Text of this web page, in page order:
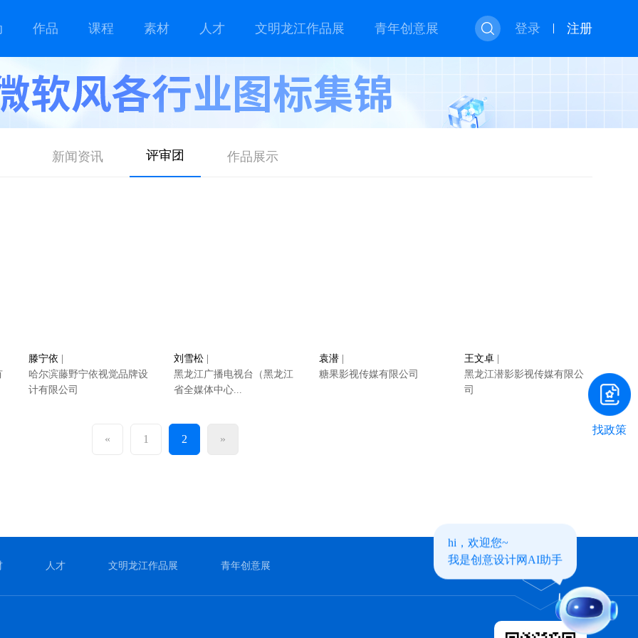
登录 注册
作品 课程 素材 人才 文明龙江作品展 青年创意展
新闻资讯 评审团 作品展示
滕宁依
哈尔滨藤野宁依视觉品牌设
计有限公司
刘雪松
黑龙江广播电视台（黑龙江
省全媒体中心...
袁潜
糖果影视传媒有限公司
王文卓
黑龙江潜影影视传媒有限公
司
« 1 2 »
人才 文明龙江作品展 青年创意展
找政策
hi，欢迎您~
我是创意设计网AI助手